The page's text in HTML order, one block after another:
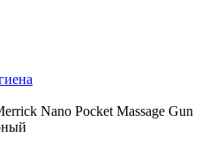
Nano Pocket Massage Gun